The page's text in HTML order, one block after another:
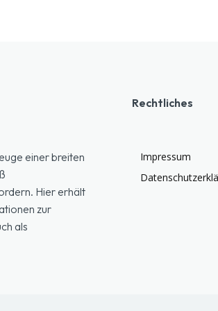
einer breiten
Hier erhält
zur
als
Rechtliches
Impressum